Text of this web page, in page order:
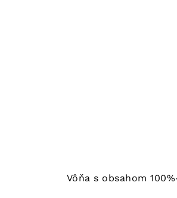
Vôňa s obsahom